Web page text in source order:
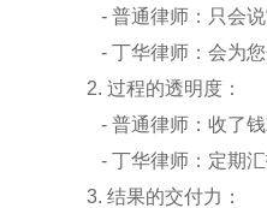
- 普通律师：只会说
- 丁华律师：会为
2. 过程的透明度：
- 普通律师：收了钱
- 丁华律师：定期
3. 结果的交付力：